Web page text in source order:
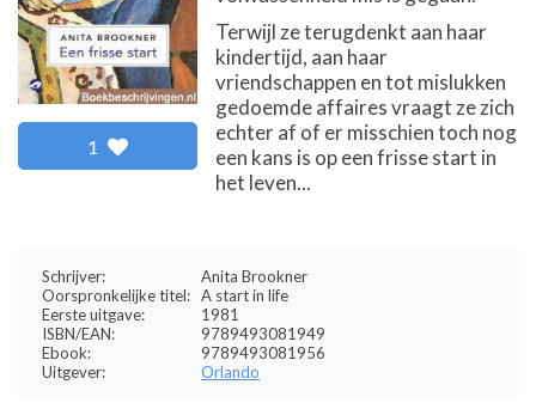
1
Terwijl ze terugdenkt aan haar
kindertijd, aan haar
vriendschappen en tot mislukken
gedoemde affaires vraagt ze zich
echter af of er misschien toch nog
een kans is op een frisse start in
het leven...
Schrijver:
Anita Brookner
Oorspronkelijke titel: A start in life
Eerste uitgave:
1981
ISBN/EAN:
9789493081949
Ebook:
9789493081956
Uitgever:
Orlando